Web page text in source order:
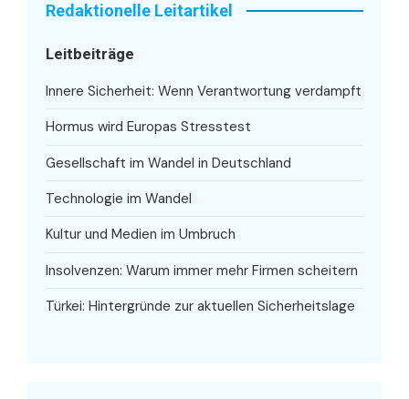
Redaktionelle Leitartikel
Leitbeiträge
Innere Sicherheit: Wenn Verantwortung verdampft
Hormus wird Europas Stresstest
Gesellschaft im Wandel in Deutschland
Technologie im Wandel
Kultur und Medien im Umbruch
Insolvenzen: Warum immer mehr Firmen scheitern
Türkei: Hintergründe zur aktuellen Sicherheitslage